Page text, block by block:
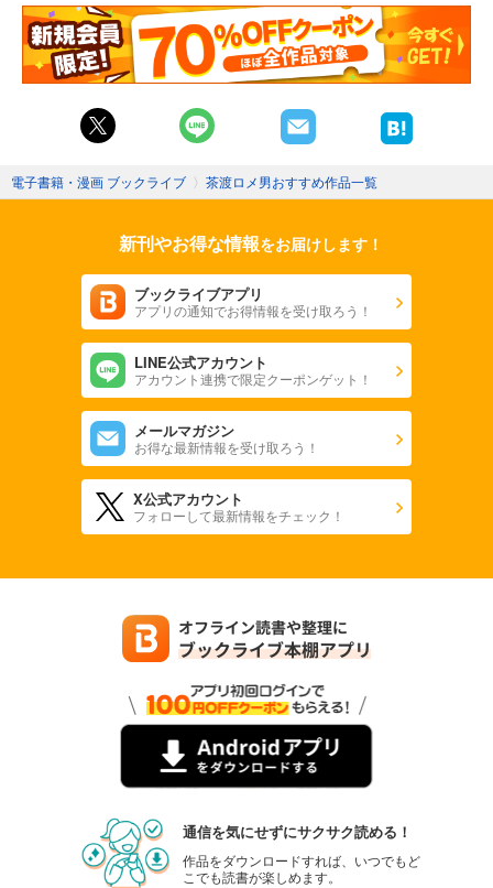
電子書籍・漫画 ブックライブ 〉 茶渡ロメ男おすすめ作品一覧
新刊やお得な情報をお届けします！
ブックライブアプリ
アプリの通知でお得情報を受け取ろう！
LINE公式アカウント
アカウント連携で限定クーポンゲット！
メールマガジン
お得な最新情報を受け取ろう！
X公式アカウント
フォローして最新情報をチェック！
通信を気にせずにサクサク読める！
作品をダウンロードすれば、いつでもど
こでも読書が楽しめます。